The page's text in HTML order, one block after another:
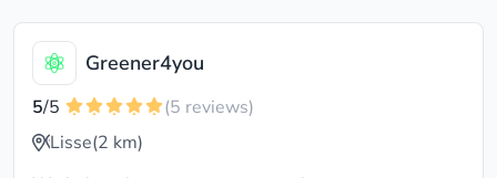
Greener4you
5/5
(5 reviews)
Lisse(2 km)